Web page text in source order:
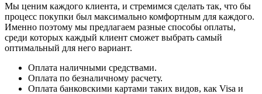
Мы ценим каждого клиента, и стремимся сделать так, что бы
процесс покупки был максимально комфортным для каждого.
Именно поэтому мы предлагаем разные способы оплаты,
среди которых каждый клиент сможет выбрать самый
оптимальный для него вариант.
Оплата наличными средствами.
Оплата по безналичному расчету.
Оплата банковскими картами таких видов, как Visa и